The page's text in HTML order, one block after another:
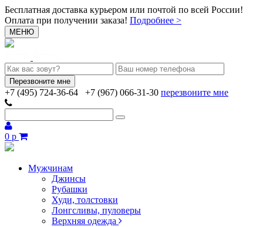
Бесплатная доставка курьером или почтой по всей России!
Оплата при получении заказа! Подробнее >
МЕНЮ
+7 (495) 724-36-64 +7 (967) 066-31-30 перезвоните мне
0 р
Мужчинам
Джинсы
Рубашки
Худи, толстовки
Лонгсливы, пуловеры
Верхняя одежда